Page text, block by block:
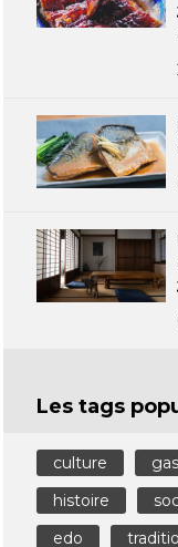
Les tags
culture
histoire
edo